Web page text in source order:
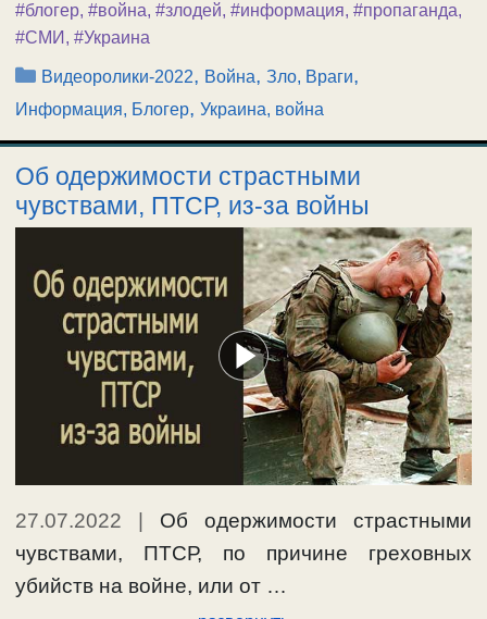
#блогер, #война, #злодей, #информация, #пропаганда,
#СМИ , #Украина
Рубрики
Видеоролики-2022, Война,Зло, Враги,
Информация, Блогер, Украина, война
Об одержимости страстными
чувствами, ПТСР, из-за войны
27.07.2022
Об одержимости страстными
чувствами, ПТСР, по причине греховных
убийств на войне, или от …